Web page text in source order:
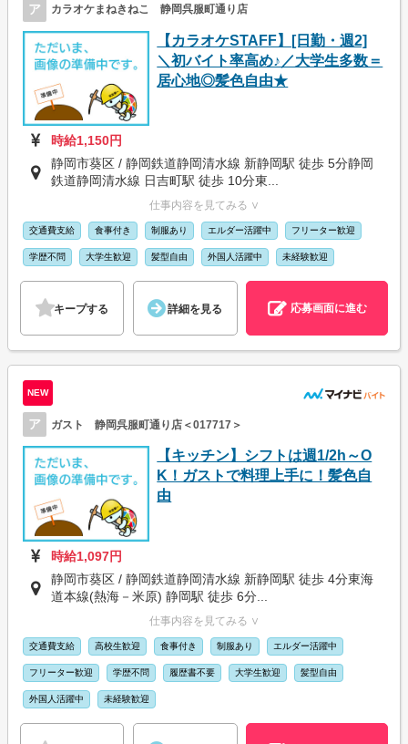
ア カラオケまねきねこ 静岡呉服町通り店
【カラオケSTAFF】[日勤・週2]
＼初バイト率高め♪／大学生多数＝
居心地◎髪色自由★
時給1,150円
静岡市葵区 / 静岡鉄道静岡清水線 新静岡駅 徒歩 5分静岡
鉄道静岡清水線 日吉町駅 徒歩 10分東...
仕事内容を見てみる ∨
交通費支給 食事付き 制服あり エルダー活躍中 フリーター歓迎
学歴不問 大学生歓迎 髪型自由 外国人活躍中 未経験歓迎
キープする 詳細を見る 応募画面に進む
NEW
ア ガスト 静岡呉服町通り店＜017717＞
【キッチン】シフトは週1/2h～O
K！ガストで料理上手に！髪色自
由
時給1,097円
静岡市葵区 / 静岡鉄道静岡清水線 新静岡駅 徒歩 4分東海
道本線(熱海－米原) 静岡駅 徒歩 6分...
仕事内容を見てみる ∨
交通費支給 高校生歓迎 食事付き 制服あり エルダー活躍中
フリーター歓迎 学歴不問 履歴書不要 大学生歓迎 髪型自由
外国人活躍中 未経験歓迎